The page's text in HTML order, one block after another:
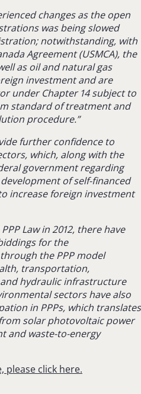
changes as the open
was being slowed
notwithstanding, with
Agreement (USMCA), the
as oil and natural gas
investment and are
under Chapter 14 subject to
standard of treatment and
procedure.”
further confidence to
which, along with the
government regarding
of self-financed
increase foreign investment
Law in 2012, there have
for the
the PPP model
transportation,
hydraulic infrastructure
sectors have also
in PPPs, which translates
solar photovoltaic power
and waste-to-energy
please click here.